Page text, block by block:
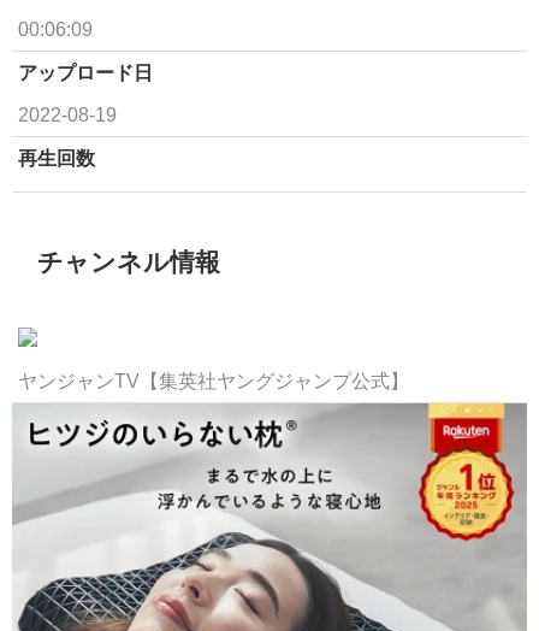
00:06:09
アップロード日
2022-08-19
再生回数
チャンネル情報
ヤンジャンTV【集英社ヤングジャンプ公式】